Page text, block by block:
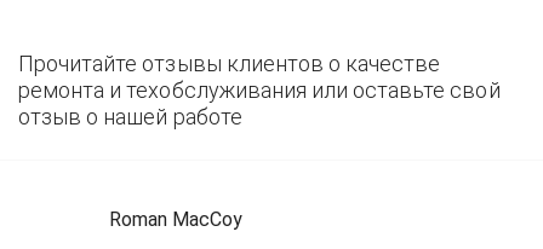
Прочитайте отзывы клиентов о качестве
ремонта и техобслуживания или оставьте свой
отзыв о нашей работе
Roman MacCoy